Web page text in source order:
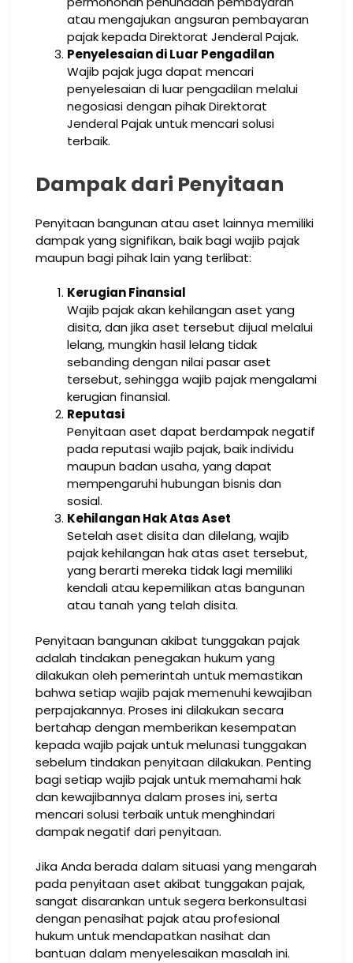
atau mengajukan angsuran pembayaran
pajak kepada Direktorat Jenderal Pajak.
Penyelesaian di Luar Pengadilan
Wajib pajak juga dapat mencari
penyelesaian di luar pengadilan melalui
negosiasi dengan pihak Direktorat
Jenderal Pajak untuk mencari solusi
terbaik.
Dampak dari Penyitaan
Penyitaan bangunan atau aset lainnya memiliki
dampak yang signifikan, baik bagi wajib pajak
maupun bagi pihak lain yang terlibat:
Kerugian Finansial
Wajib pajak akan kehilangan aset yang
disita, dan jika aset tersebut dijual melalui
lelang, mungkin hasil lelang tidak
sebanding dengan nilai pasar aset
tersebut, sehingga wajib pajak mengalami
kerugian finansial.
Reputasi
Penyitaan aset dapat berdampak negatif
pada reputasi wajib pajak, baik individu
maupun badan usaha, yang dapat
mempengaruhi hubungan bisnis dan
sosial.
Kehilangan Hak Atas Aset
Setelah aset disita dan dilelang, wajib
pajak kehilangan hak atas aset tersebut,
yang berarti mereka tidak lagi memiliki
kendali atau kepemilikan atas bangunan
atau tanah yang telah disita.
Penyitaan bangunan akibat tunggakan pajak
adalah tindakan penegakan hukum yang
dilakukan oleh pemerintah untuk memastikan
bahwa setiap wajib pajak memenuhi kewajiban
perpajakannya. Proses ini dilakukan secara
bertahap dengan memberikan kesempatan
kepada wajib pajak untuk melunasi tunggakan
sebelum tindakan penyitaan dilakukan. Penting
bagi setiap wajib pajak untuk memahami hak
dan kewajibannya dalam proses ini, serta
mencari solusi terbaik untuk menghindari
dampak negatif dari penyitaan.
Jika Anda berada dalam situasi yang mengarah
pada penyitaan aset akibat tunggakan pajak,
sangat disarankan untuk segera berkonsultasi
dengan penasihat pajak atau profesional
hukum untuk mendapatkan nasihat dan
bantuan dalam menyelesaikan masalah ini.